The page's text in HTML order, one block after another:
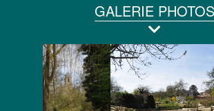
GALERIE PHOTOS